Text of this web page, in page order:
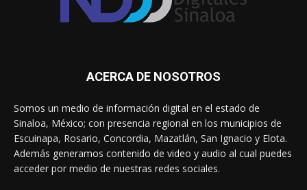
ACERCA DE NOSOTROS
Somos un medio de información digital en el estado de
Sinaloa, México; con presencia regional en los municipios de
Escuinapa, Rosario, Concordia, Mazatlán, San Ignacio y Elota.
Además generamos contenido de video y audio al cual puedes
acceder por medio de nuestras redes sociales.